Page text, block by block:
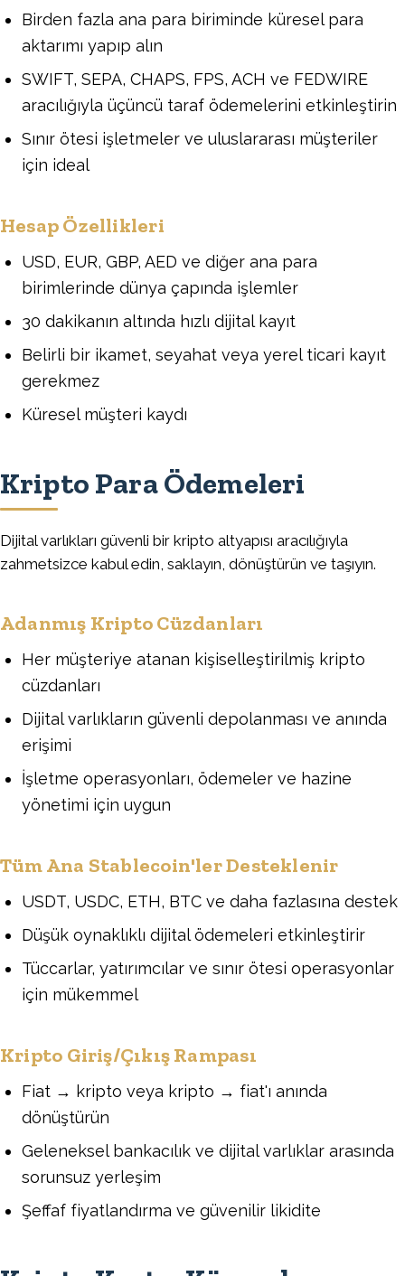
Birden fazla ana para biriminde küresel para
aktarımı yapıp alın
SWIFT, SEPA, CHAPS, FPS, ACH ve FEDWIRE
aracılığıyla üçüncü taraf ödemelerini etkinleştirin
Sınır ötesi işletmeler ve uluslararası müşteriler
için ideal
Hesap Özellikleri
USD, EUR, GBP, AED ve diğer ana para
birimlerinde dünya çapında işlemler
30 dakikanın altında hızlı dijital kayıt
Belirli bir ikamet, seyahat veya yerel ticari kayıt
gerekmez
Küresel müşteri kaydı
Kripto Para Ödemeleri
Dijital varlıkları güvenli bir kripto altyapısı aracılığıyla
zahmetsizce kabul edin, saklayın, dönüştürün ve taşıyın.
Adanmış Kripto Cüzdanları
Her müşteriye atanan kişiselleştirilmiş kripto
cüzdanları
Dijital varlıkların güvenli depolanması ve anında
erişimi
İşletme operasyonları, ödemeler ve hazine
yönetimi için uygun
Tüm Ana Stablecoin'ler Desteklenir
USDT, USDC, ETH, BTC ve daha fazlasına destek
Düşük oynaklıklı dijital ödemeleri etkinleştirir
Tüccarlar, yatırımcılar ve sınır ötesi operasyonlar
için mükemmel
Kripto Giriş/Çıkış Rampası
Fiat → kripto veya kripto → fiat'ı anında
dönüştürün
Geleneksel bankacılık ve dijital varlıklar arasında
sorunsuz yerleşim
Şeffaf fiyatlandırma ve güvenilir likidite